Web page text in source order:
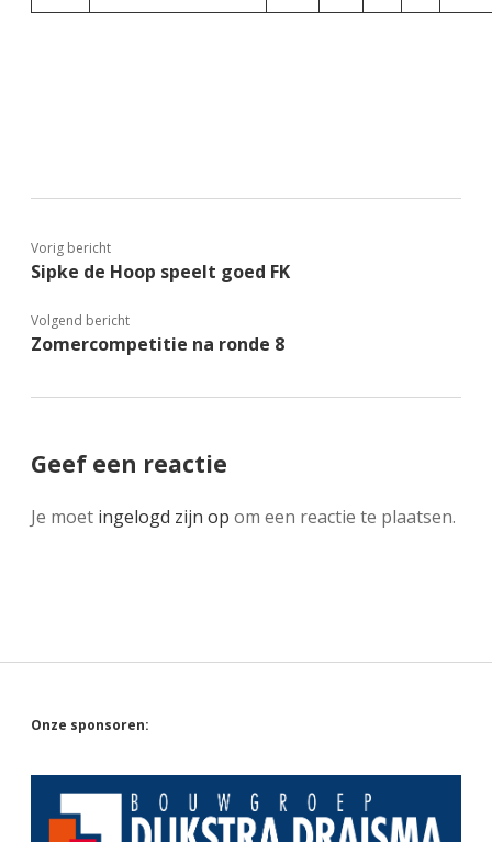
Vorig bericht
Sipke de Hoop speelt goed FK
Volgend bericht
Zomercompetitie na ronde 8
Geef een reactie
Je moet ingelogd zijn op om een reactie te plaatsen.
Sidebar
Onze sponsoren: